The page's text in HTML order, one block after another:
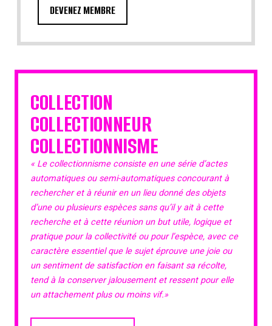
DEVENEZ MEMBRE
COLLECTION
COLLECTIONNEUR
COLLECTIONNISME
« Le collectionnisme consiste en une série d’actes
automatiques ou semi-automatiques concourant à
rechercher et à réunir en un lieu donné des objets
d’une ou plusieurs espèces sans qu’il y ait à cette
recherche et à cette réunion un but utile, logique et
pratique pour la collectivité ou pour l’espèce, avec ce
caractère essentiel que le sujet éprouve une joie ou
un sentiment de satisfaction en faisant sa récolte,
tend à la conserver jalousement et ressent pour elle
un attachement plus ou moins vif.»